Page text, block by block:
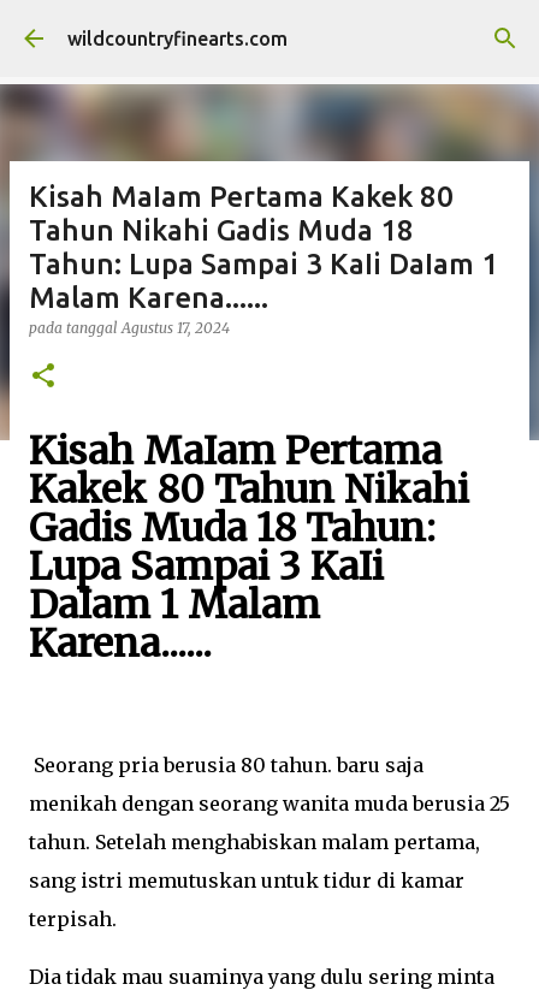
Langsung ke konten utama
wildcountryfinearts.com
Kisah MaIam Pertama Kakek 80
Tahun Nikahi Gadis Muda 18
Tahun: Lupa Sampai 3 KaIi DaIam 1
Malam Karena......
pada tanggalAgustus 17, 2024
Kisah MaIam Pertama
Kakek 80 Tahun Nikahi
Gadis Muda 18 Tahun:
Lupa Sampai 3 KaIi
DaIam 1 Malam
Karena......
Seorang pria berusia 80 tahun. baru saja
menikah dengan seorang wanita muda berusia 25
tahun. Setelah menghabiskan malam pertama,
sang istri memutuskan untuk tidur di kamar
terpisah.
Dia tidak mau suaminya yang dulu sering minta